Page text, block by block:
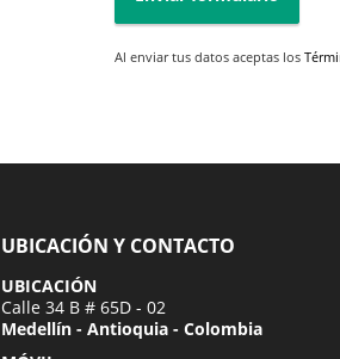
Al enviar tus datos aceptas los
UBICACIÓN Y CONTACTO
UBICACIÓN
Calle 34 B # 65D - 02
Medellín - Antioquia - Colombia